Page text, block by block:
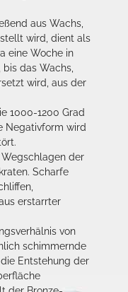
aus Wachs,
wird, dient als
eine Woche in
das Wachs,
wird, aus der
1000-1200 Grad
Negativform wird
der
Scharfe
erstarrter
von
schimmernde
Entstehung der